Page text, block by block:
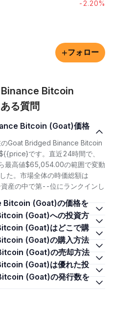
-2.20%
+フォロー
Bitcoin
る質問
Goat Bridged Binance Bitcoin
です。直近24時間で、
最高値$65,054.00の範囲で変動
た。市場全体の時価総額は
産の中で第--位にランクインし